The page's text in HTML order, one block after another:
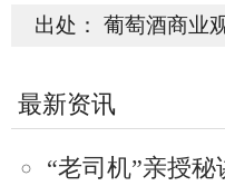
出处： 葡萄酒商
最新资讯
“老司机”亲授